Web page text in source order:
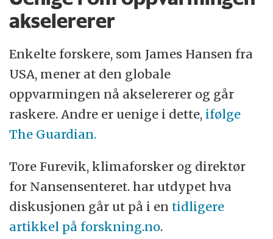
akselererer
Enkelte forskere, som James Hansen fra
USA, mener at den globale
oppvarmingen nå akselererer og går
raskere. Andre er uenige i dette, ifølge
The Guardian.
Tore Furevik, klimaforsker og direktør
for Nansensenteret. har utdypet hva
diskusjonen går ut på i entidligere
artikkel på forskning.no.